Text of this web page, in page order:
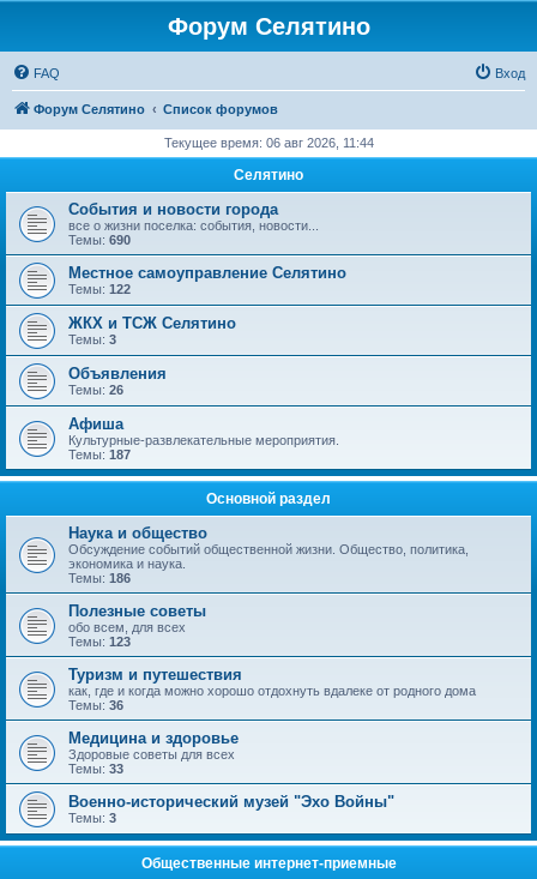
Форум Селятино
FAQ Вход
Форум Селятино Список форумов
Текущее время: 06 авг 2026, 11:44
Селятино
События и новости города
все о жизни поселка: события, новости...
Темы: 690
Местное самоуправление Селятино
Темы: 122
ЖКХ и ТСЖ Селятино
Темы: 3
Объявления
Темы: 26
Афиша
Культурные-развлекательные мероприятия.
Темы: 187
Основной раздел
Наука и общество
Обсуждение событий общественной жизни. Общество, политика,
экономика и наука.
Темы: 186
Полезные советы
обо всем, для всех
Темы: 123
Туризм и путешествия
как, где и когда можно хорошо отдохнуть вдалеке от родного дома
Темы: 36
Медицина и здоровье
Здоровые советы для всех
Темы: 33
Военно-исторический музей "Эхо Войны"
Темы: 3
Общественные интернет-приемные